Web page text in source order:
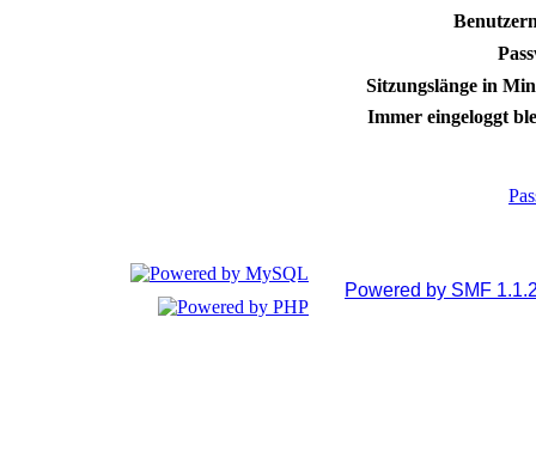
Sitzungslänge in
Immer eingeloggt
Powered by SMF